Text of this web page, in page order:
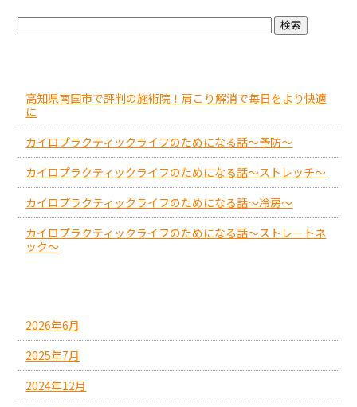
高知県南国市で評判の施術院！肩こり解消で毎日をより快適
に
カイロプラクティックライフのためになる話～予防～
カイロプラクティックライフのためになる話～ストレッチ～
カイロプラクティックライフのためになる話～冷房～
カイロプラクティックライフのためになる話～ストレートネ
ック～
2026年6月
2025年7月
2024年12月